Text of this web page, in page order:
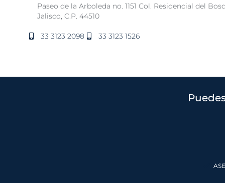
Paseo de la Arboleda no. 1151 Col. Residencial del
Jalisco, C.P. 44510
33 3123 2098 33 3123 1526